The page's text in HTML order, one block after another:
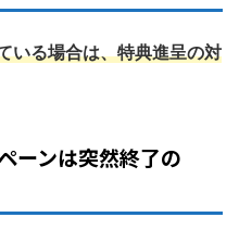
いる場合は、特典進呈の対
ーンは突然終了の